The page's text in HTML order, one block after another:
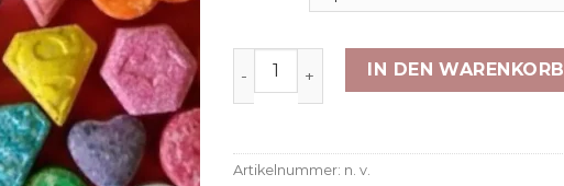
Ecstasy pillen MengeIN DEN WARENKORB
Artikelnummer: n. v.